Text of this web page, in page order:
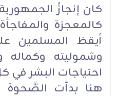
كان إنجازُ الجمهورية
كالمعجزة
أيقظ المسلمين
وشموليته وكماله
احتياجات البشر في
هنا بدأت الصَّحوة